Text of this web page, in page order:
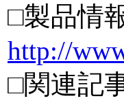
□製品情
http://
□関連記